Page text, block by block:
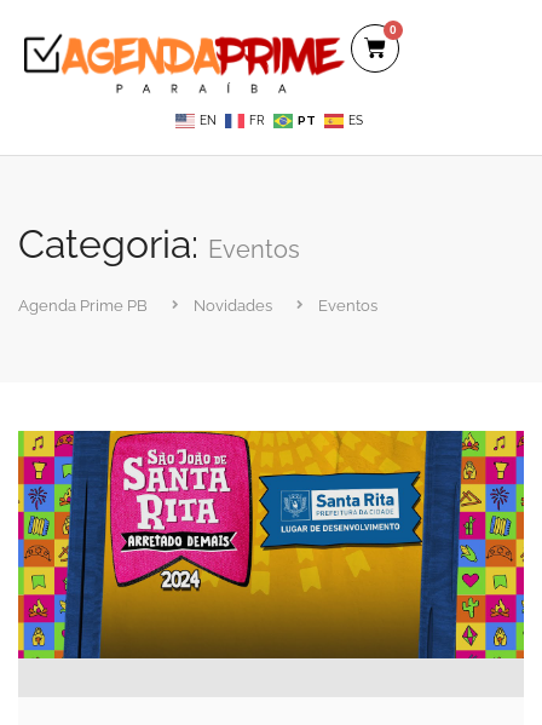
0
EN FR PT ES
Categoria: Eventos
Agenda Prime PB Novidades Eventos